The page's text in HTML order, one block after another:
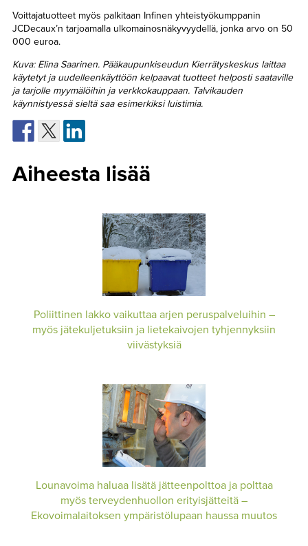
Voittajatuotteet myös palkitaan Infinen yhteistyökumppanin
JCDecaux’n tarjoamalla ulkomainosnäkyvyydellä, jonka arvo on 50
000 euroa.
Kuva: Elina Saarinen. Pääkaupunkiseudun Kierrätyskeskus laittaa
käytetyt ja uudelleenkäyttöön kelpaavat tuotteet helposti saataville
ja tarjolle myymälöihin ja verkkokauppaan. Talvikauden
käynnistyessä sieltä saa esimerkiksi luistimia.
Aiheesta lisää
Poliittinen lakko vaikuttaa arjen peruspalveluihin –
myös jätekuljetuksiin ja lietekaivojen tyhjennyksiin
viivästyksiä
Lounavoima haluaa lisätä jätteenpolttoa ja polttaa
myös terveydenhuollon erityisjätteitä –
Ekovoimalaitoksen ympäristölupaan haussa muutos